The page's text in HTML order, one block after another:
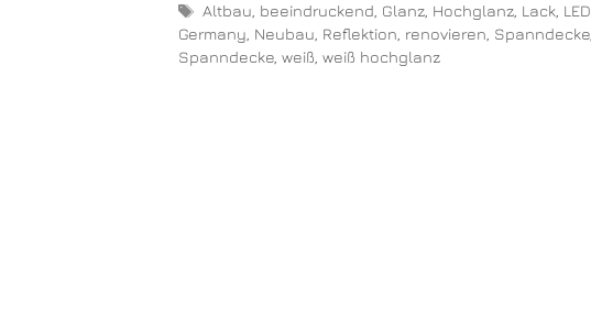
Altbau beeindruckend Glanz, Hochglanz, Lack, LED
Germany Neubau Reflektion renovieren Spanndecke
Spanndecke weiß weiß hochglanz